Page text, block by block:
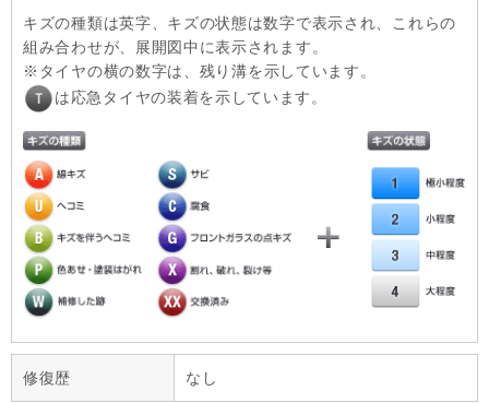
キズの種類は英字、キズの状態は数字で表示され、これらの
組み合わせが、展開図中に表示されます。
タイヤの横の数字は、残り溝を示しています。
は応急タイヤの装着を示しています。
修復歴 なし